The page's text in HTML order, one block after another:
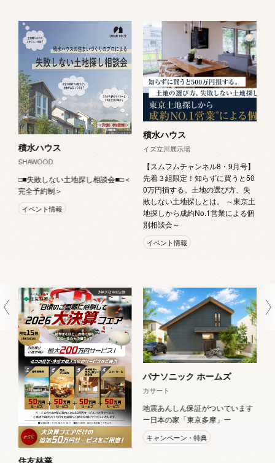
積水ハウス
SHAWOOD
□■失敗しない土地探し相談会■□＜
完全予約制＞
イベント情報
積水ハウス
イズ立川展示場
【スムフムチャンネル8・9月号】
先着３組限定！知らずに買うと50
0万円損する。土地の選び方、失
敗しない土地探しとは。 ～東京土
地探しから成約No.1営業による個
別相談会～
イベント情報
パナソニック ホームズ
カサート
地震あんしん保証がついています
ー日本の家「東京多摩」ー
キャンペーン・特典